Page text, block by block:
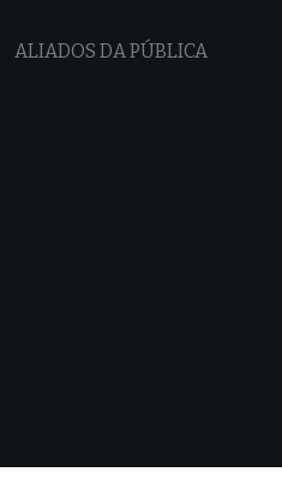
ALIADOS DA PÚBLICA